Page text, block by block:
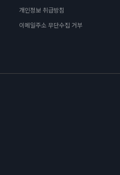
개인정보 취급방침
이메일주소 무단수집 거부